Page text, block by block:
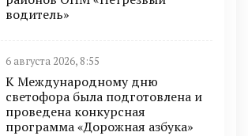
водитель»
6 августа 2026, 8:55
К Международному дню
светофора была подготовлена и
проведена конкурсная
программа «Дорожная азбука»